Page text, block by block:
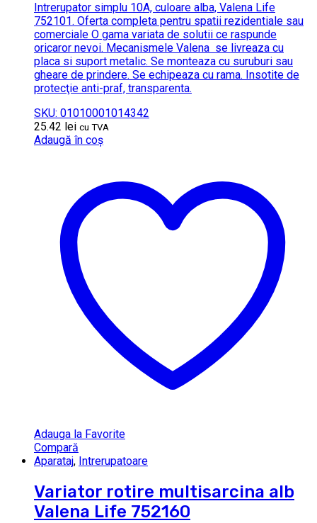
Intrerupator simplu 10A, culoare alba, Valena Life
752101. Oferta completa pentru spatii rezidentiale sau
comerciale O gama variata de solutii ce raspunde
oricaror nevoi. Mecanismele Valena se livreaza cu
placa si suport metalic. Se monteaza cu suruburi sau
gheare de prindere. Se echipeaza cu rama. Insotite de
protecţie anti-praf, transparenta.
SKU: 01010001014342
25.42 lei cu TVA
Adaugă în coș
Adauga la Favorite
Compară
Aparataj, Intrerupatoare
Variator rotire multisarcina alb
Valena Life 752160